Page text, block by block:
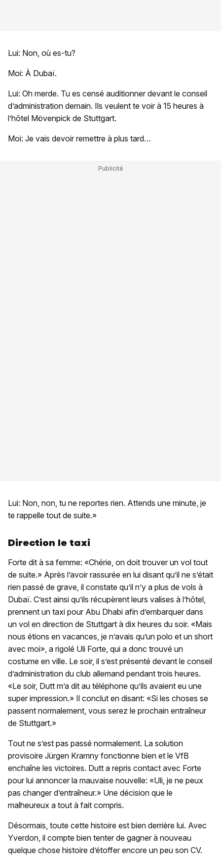
Lui: Non, où es-tu?
Moi: À Dubaï.
Lui: Oh merde. Tu es censé auditionner devant le conseil
d’administration demain. Ils veulent te voir à 15 heures à
l’hôtel Mövenpick de Stuttgart.
Moi: Je vais devoir remettre à plus tard…
Lui: Non, non, tu ne reportes rien. Attends une minute, je
te rappelle tout de suite.»
Direction le taxi
Forte dit à sa femme: «Chérie, on doit trouver un vol tout
de suite.» Après l’avoir rassurée en lui disant qu’il ne s’était
rien passé de grave, il constate qu’il n’y a plus de vols à
Dubaï. C’est ainsi qu’ils récupèrent leurs valises à l’hôtel,
prennent un taxi pour Abu Dhabi afin d’embarquer dans
un vol en direction de Stuttgart à dix heures du soir. «Mais
nous étions en vacances, je n’avais qu’un polo et un short
avec moi», a rigolé Uli Forte, qui a donc trouvé un
costume en ville. Le soir, il s’est présenté devant le conseil
d’administration du club allemand pendant trois heures.
«Le soir, Dutt m’a dit au téléphone qu’ils avaient eu une
super impression.» Il conclut en disant: «Si les choses se
passent normalement, vous serez le prochain entraîneur
de Stuttgart.»
Tout ne s’est pas passé normalement. La solution
provisoire Jürgen Kramny fonctionne bien et le VfB
enchaîne les victoires. Dutt a repris contact avec Forte
pour lui annoncer la mauvaise nouvelle: «Uli, je ne peux
pas changer d’entraîneur.» Une décision que le
malheureux a tout à fait compris.
Désormais, toute cette histoire est bien derrière lui. Avec
Yverdon, il compte bien tenter de gagner à nouveau
quelque chose histoire d’étoffer encore un peu son CV.